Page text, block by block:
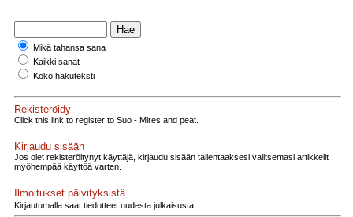
Mikä tahansa sana
Kaikki sanat
Koko hakuteksti
Rekisteröidy
Click this link to register to Suo - Mires and peat.
Kirjaudu sisään
Jos olet rekisteröitynyt käyttäjä, kirjaudu sisään tallentaaksesi valitsemasi artikkelit
myöhempää käyttöä varten.
Ilmoitukset päivityksistä
Kirjautumalla saat tiedotteet uudesta julkaisusta